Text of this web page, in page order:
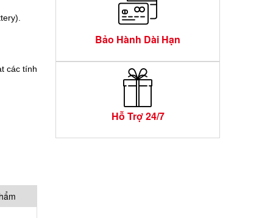
các tính
Bảo Hành Dài Hạn
Hỗ Trợ 24/7